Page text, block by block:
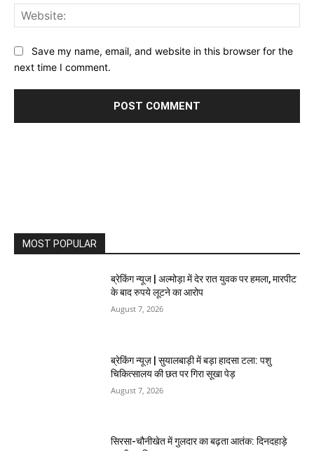
Save my name, email, and website in this browser for the
next time I comment.
MOST POPULAR
ब्रेकिंग न्यूज | अल्मोड़ा में देर रात युवक पर हमला, मारपीट
के बाद रुपये लूटने का आरोप
August 7, 2026
ब्रेकिंग न्यूज़ | सुयालबाड़ी में बड़ा हादसा टला: पशु
चिकित्सालय की छत पर गिरा सूखा पेड़
August 7, 2026
सिरसा-चौनीखेत में गुलदार का बढ़ता आतंक: दिनदहाड़े